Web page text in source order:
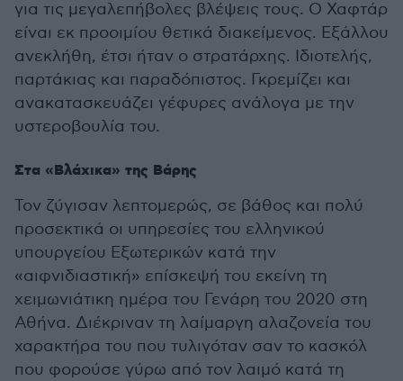
για τις μεγαλεπήβολες βλέψεις τους. Ο Χαφτάρ
είναι εκ προοιμίου θετικά διακείμενος. Εξάλλου
ανεκλήθη, έτσι ήταν ο στρατάρχης. Ιδιοτελής,
παρτάκιας και παραδόπιστος. Γκρεμίζει και
ανακατασκευάζει γέφυρες ανάλογα με την
υστεροβουλία του.
Στα «Βλάχικα» της Βάρης
Τον ζύγισαν λεπτομερώς, σε βάθος και πολύ
προσεκτικά οι υπηρεσίες του ελληνικού
υπουργείου Εξωτερικών κατά την
«αιφνιδιαστική» επίσκεψή του εκείνη τη
χειμωνιάτικη ημέρα του Γενάρη του 2020 στη
Αθήνα. Διέκριναν τη λαίμαργη αλαζονεία του
χαρακτήρα του που τυλιγόταν σαν το κασκόλ
που φορούσε γύρω από τον λαιμό κατά τη